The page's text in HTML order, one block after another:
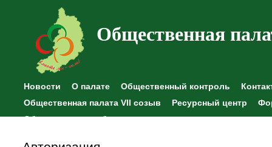
Общественная
Новости О палате Общественный контроль
Общественная палата VII созыв
Ресурсный центр
Общественные наблюдения